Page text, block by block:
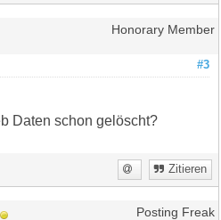
Honorary Member
#3
Daten schon gelöscht?
Zitieren
Posting Freak